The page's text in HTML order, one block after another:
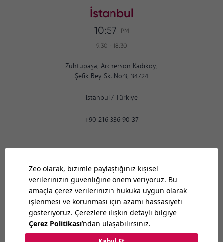
İstanbul
10:57 PM
9:30 - 18:30
Zühtüpaşa, Archerson Kadıköy,
Şefik Bey Sk. No:3, 34724
İstanbul / Türkiye
+90 216 336 90 37
Ankara
10:57 PM
9:30-18:30
Bilkent Cyberpark 1606. Cad.
Cyberplaza B Blok, No: 401 Ankara 06800